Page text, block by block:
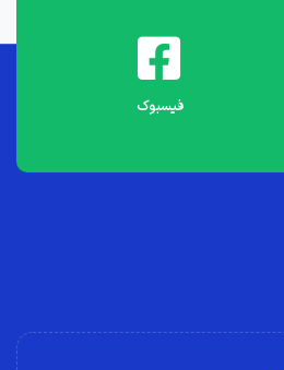
فیسبوک